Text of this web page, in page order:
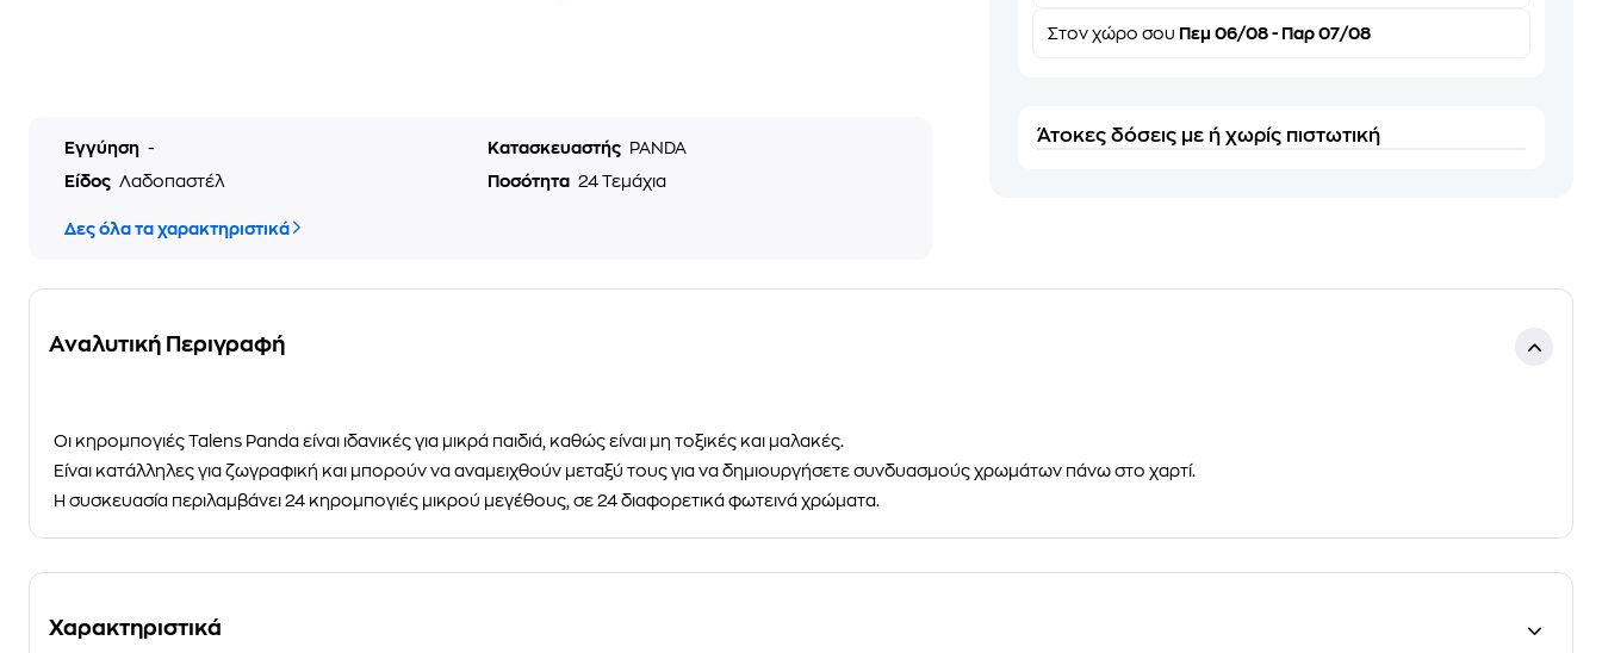
Εγγύηση - Κατασκευαστής
PANDA
Είδος Λαδοπαστέλ Ποσότητα 24 Τεμάχια
Δες όλα τα χαρακτηριστικά
Στονχώρο σου Πεμ 06/08 - Παρ 07/08
Άτοκες δόσεις με ή χωρίς πιστωτική
Αναλυτική Περιγραφή
Οι κηρομπογιές Talens Panda είναι ιδανικές για μικρά παιδιά, καθώς είναι μη τοξικές και μαλακές.
Είναι κατάλληλες για ζωγραφική και μπορούν να αναμειχθούν μεταξύ τους για να δημιουργήσετε συνδυασμούς χρωμάτων πάνω στο χαρτί.
Η συσκευασία περιλαμβάνει 24 κηρομπογιές μικρού μεγέθους, σε 24 διαφορετικά φωτεινά χρώματα.
Χαρακτηριστικά